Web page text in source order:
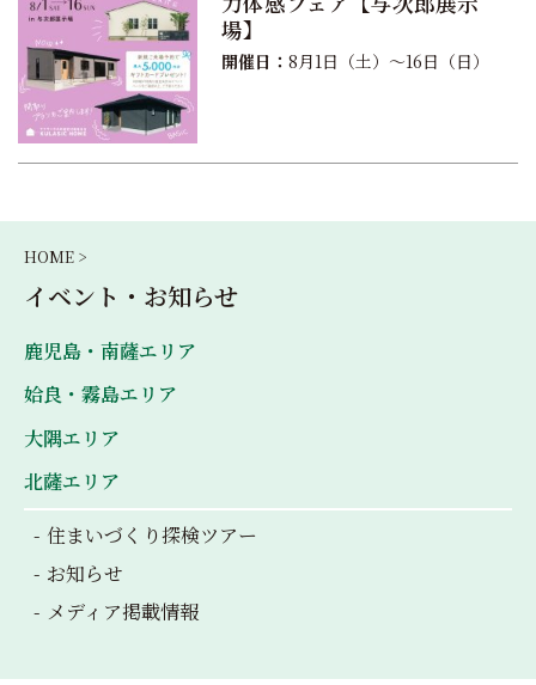
場】
開催日： 8月1日（土）〜16日（日）
HOME >
イベント・お知らせ
鹿児島・南薩エリア
姶良・霧島エリア
大隅エリア
北薩エリア
住まいづくり探検ツアー
お知らせ
メディア掲載情報